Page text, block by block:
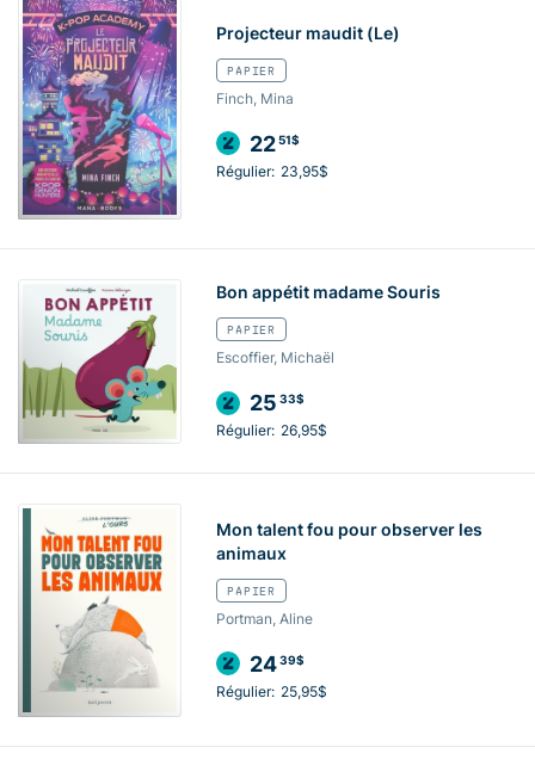
Projecteur maudit (Le)
PAPIER
Finch, Mina
2251$
Régulier: 23,95$
Bon appétit madame Souris
PAPIER
Escoffier, Michaël
25 33$
Régulier: 26,95$
Mon talent fou pour observer les
animaux
PAPIER
Portman, Aline
2439$
Régulier: 25,95$